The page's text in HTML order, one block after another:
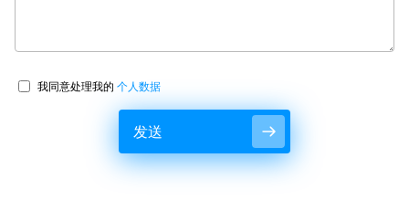
我同意处理我的 个人数据
发送